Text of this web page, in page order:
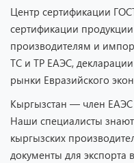
Центр сертификации
сертификации
производителям и
ТС и ТР ЕАЭС,
рынки Евразийского
Кыргызстан — член
Наши специалисты
кыргызских
документы для экспорта